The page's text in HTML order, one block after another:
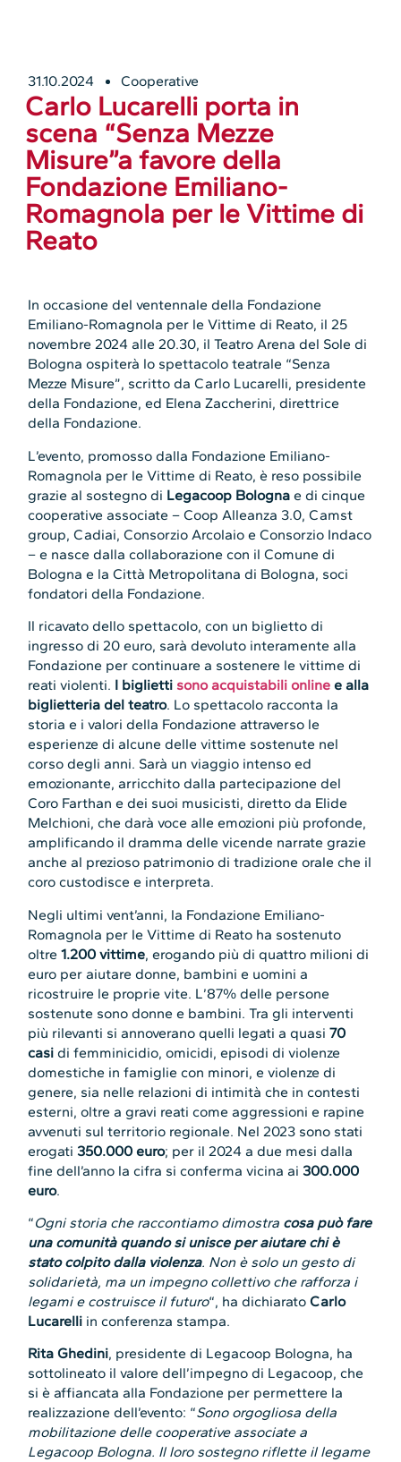
31.10.2024 Cooperative
Carlo Lucarelli porta in
scena “Senza Mezze
Misure”a favore della
Fondazione Emiliano-
Romagnola per le Vittime di
Reato
In occasione del ventennale della Fondazione
Emiliano-Romagnola per le Vittime di Reato, il 25
novembre 2024 alle 20.30, il Teatro Arena del Sole di
Bologna ospiterà lo spettacolo teatrale “Senza
Mezze Misure”, scritto da Carlo Lucarelli, presidente
della Fondazione, ed Elena Zaccherini, direttrice
della Fondazione.
L’evento, promosso dalla Fondazione Emiliano-
Romagnola per le Vittime di Reato, è reso possibile
grazie al sostegno di Legacoop Bologna e di cinque
cooperative associate – Coop Alleanza 3.0, Camst
group, Cadiai, Consorzio Arcolaio e Consorzio Indaco
– e nasce dalla collaborazione con il Comune di
Bologna e la Città Metropolitana di Bologna, soci
fondatori della Fondazione.
Il ricavato dello spettacolo, con un biglietto di
ingresso di 20 euro, sarà devoluto interamente alla
Fondazione per continuare a sostenere le vittime di
reati violenti. I biglietti sono acquistabili online e alla
biglietteria del teatro. Lo spettacolo racconta la
storia e i valori della Fondazione attraverso le
esperienze di alcune delle vittime sostenute nel
corso degli anni. Sarà un viaggio intenso ed
emozionante, arricchito dalla partecipazione del
Coro Farthan e dei suoi musicisti, diretto da Elide
Melchioni, che darà voce alle emozioni più profonde,
amplificando il dramma delle vicende narrate grazie
anche al prezioso patrimonio di tradizione orale che il
coro custodisce e interpreta.
Negli ultimi vent’anni, la Fondazione Emiliano-
Romagnola per le Vittime di Reato ha sostenuto
oltre1.200 vittime, erogando più di quattro milioni di
euro per aiutare donne, bambini e uomini a
ricostruire le proprie vite. L’87% delle persone
sostenute sono donne e bambini. Tra gli interventi
più rilevanti si annoverano quelli legati a quasi70
casi di femminicidio, omicidi, episodi di violenze
domestiche in famiglie con minori, e violenze di
genere, sia nelle relazioni di intimità che in contesti
esterni, oltre a gravi reati come aggressioni e rapine
avvenuti sul territorio regionale. Nel 2023 sono stati
erogati 350.000 euro; per il 2024 a due mesi dalla
fine dell’anno la cifra si conferma vicina ai 300.000
euro.
“Ogni storia che raccontiamo dimostra cosa può fare
una comunità quando si unisce per aiutare chi è
stato colpito dalla violenza. Non è solo un gesto di
solidarietà, ma un impegno collettivo che rafforza i
legami e costruisce il futuro“, ha dichiaratoCarlo
Lucarelli in conferenza stampa.
Rita Ghedini, presidente di Legacoop Bologna, ha
sottolineato il valore dell’impegno di Legacoop, che
si è affiancata alla Fondazione per permettere la
realizzazione dell’evento: “Sono orgogliosa della
mobilitazione delle cooperative associate a
Legacoop Bologna. Il loro sostegno riflette il legame